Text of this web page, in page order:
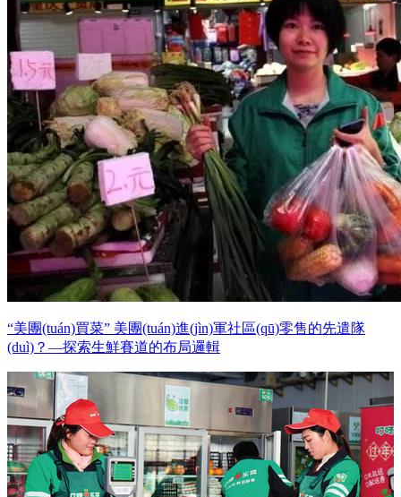
“美團(tuán)買菜” 美團(tuán)進(jìn)軍社區(qū)零售的先遣隊
(duì)？—探索生鮮賽道的布局邏輯